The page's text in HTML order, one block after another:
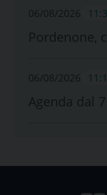
06/08/2026
Pordenone,
06/08/2026
Agenda dal